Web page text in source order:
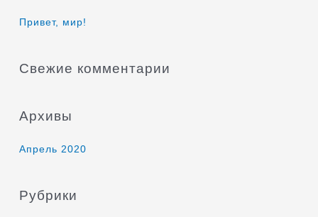
Привет, мир!
Свежие комментарии
Архивы
Апрель 2020
Рубрики